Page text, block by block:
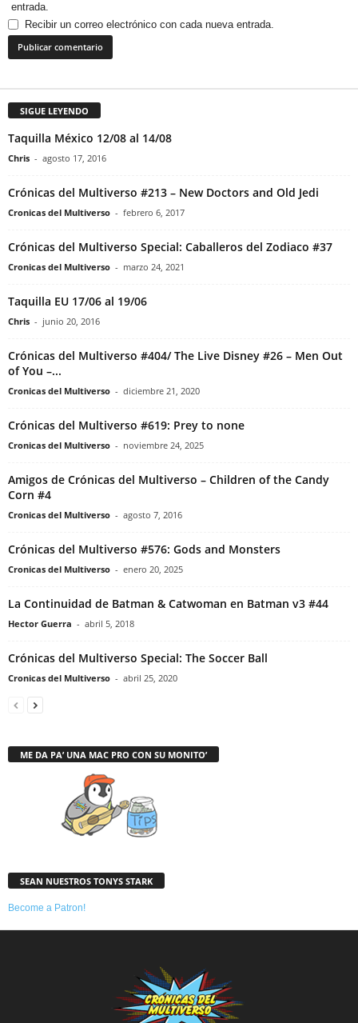
entrada.
Recibir un correo electrónico con cada nueva entrada.
SIGUE LEYENDO
Taquilla México 12/08 al 14/08
Chris - agosto 17, 2016
Crónicas del Multiverso #213 – New Doctors and Old Jedi
Cronicas del Multiverso - febrero 6, 2017
Crónicas del Multiverso Special: Caballeros del Zodiaco #37
Cronicas del Multiverso - marzo 24, 2021
Taquilla EU 17/06 al 19/06
Chris - junio 20, 2016
Crónicas del Multiverso #404/ The Live Disney #26 – Men Out
of You –...
Cronicas del Multiverso - diciembre 21, 2020
Crónicas del Multiverso #619: Prey to none
Cronicas del Multiverso - noviembre 24, 2025
Amigos de Crónicas del Multiverso – Children of the Candy
Corn #4
Cronicas del Multiverso - agosto 7, 2016
Crónicas del Multiverso #576: Gods and Monsters
Cronicas del Multiverso - enero 20, 2025
La Continuidad de Batman & Catwoman en Batman v3 #44
Hector Guerra - abril 5, 2018
Crónicas del Multiverso Special: The Soccer Ball
Cronicas del Multiverso - abril 25, 2020
ME DA PA’ UNA MAC PRO CON SU MONITO’
SEAN NUESTROS TONYS STARK
Become a Patron!